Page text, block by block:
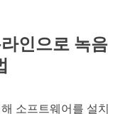
인으로 녹음
소프트웨어를 설치